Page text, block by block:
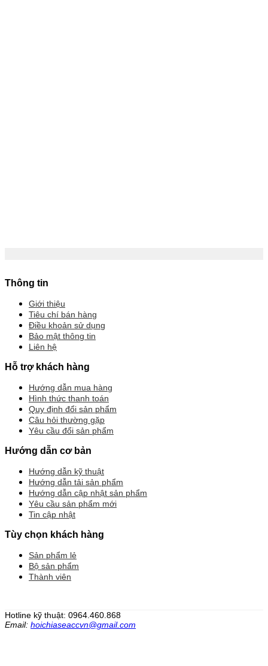
Thông tin
Giới thiệu
Tiêu chí bán hàng
Điều khoản sử dụng
Bảo mật thông tin
Liên hệ
Hỗ trợ khách hàng
Hướng dẫn mua hàng
Hình thức thanh toán
Quy định đổi sản phẩm
Câu hỏi thường gặp
Yêu cầu đổi sản phẩm
Hướng dẫn cơ bản
Hướng dẫn kỹ thuật
Hướng dẫn tải sản phẩm
Hướng dẫn cập nhật sản phẩm
Yêu cầu sản phẩm mới
Tin cập nhật
Tùy chọn khách hàng
Sản phẩm lẻ
Bộ sản phẩm
Thành viên
Hotline kỹ thuật: 0964.460.868
Email: hoichiaseaccvn@gmail.com